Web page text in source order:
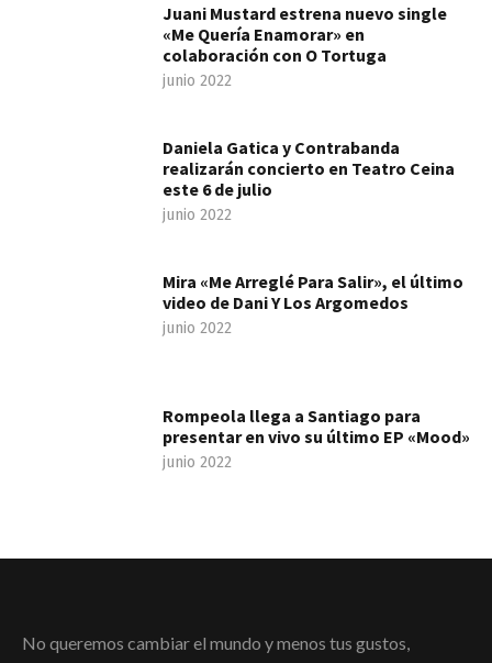
Juani Mustard estrena nuevo single
«Me Quería Enamorar» en
colaboración con O Tortuga
junio 2022
Daniela Gatica y Contrabanda
realizarán concierto en Teatro Ceina
este 6 de julio
junio 2022
Mira «Me Arreglé Para Salir», el último
video de Dani Y Los Argomedos
junio 2022
Rompeola llega a Santiago para
presentar en vivo su último EP «Mood»
junio 2022
No queremos cambiar el mundo y menos tus gustos,